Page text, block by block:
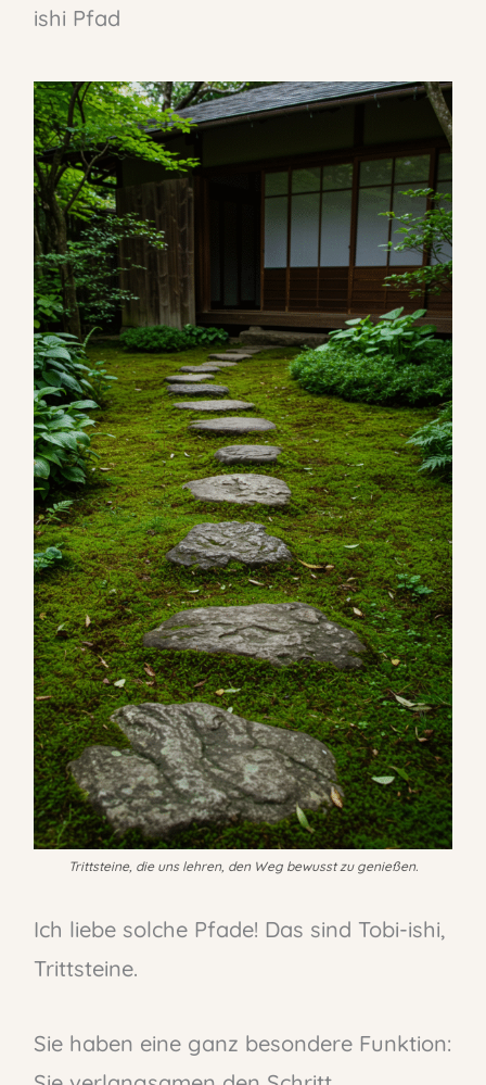
ishi Pfad
Trittsteine, die uns lehren, den Weg bewusst zu genießen.
Ich liebe solche Pfade! Das sind Tobi-ishi,
Trittsteine.
Sie haben eine ganz besondere Funktion: